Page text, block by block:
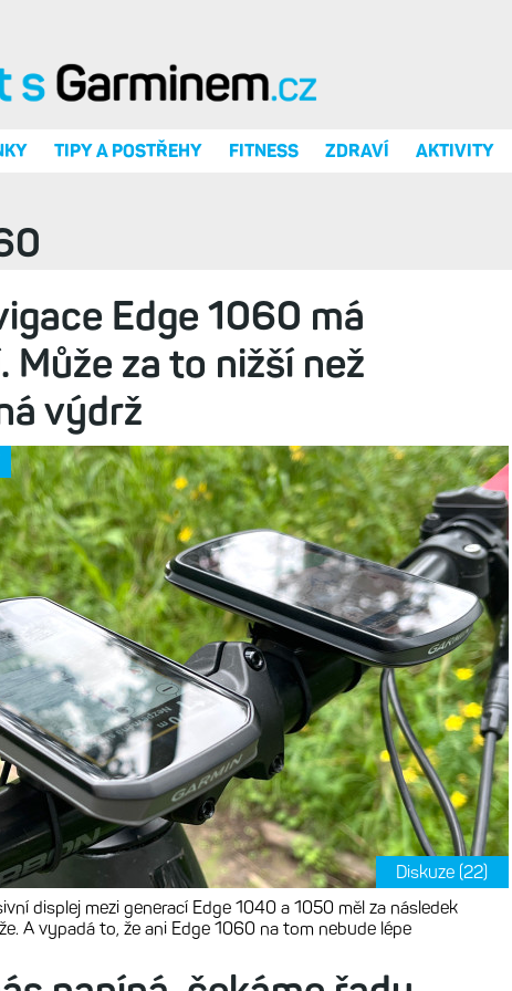
TIPY A POSTŘEHY FITNESS ZDRAVÍ AKTIVITY
Edge 1060 má
Může za to nižší než
výdrž
Diskuze (22)
displej mezi generací Edge 1040 a 1050 měl za následek
A vypadá to, že ani Edge 1060 na tom nebude lépe